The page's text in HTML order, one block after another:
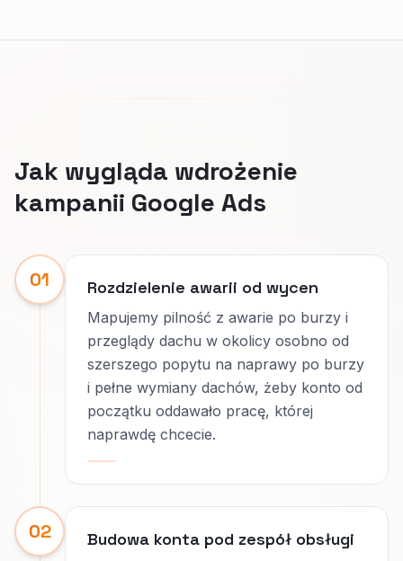
Jak wygląda wdrożenie
kampanii Google Ads
01 Rozdzielenie awarii od wycen
Mapujemy pilność z awarie po burzy i
przeglądy dachu w okolicy osobno od
szerszego popytu na naprawy po burzy
i pełne wymiany dachów, żeby konto od
początku oddawało pracę, której
naprawdę chcecie.
02 Budowa konta pod zespół obsługi